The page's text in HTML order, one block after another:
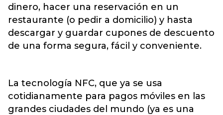
dinero, hacer una reservación en un
restaurante (o pedir a domicilio) y hasta
descargar y guardar cupones de descuento
de una forma segura, fácil y conveniente.
La tecnología NFC, que ya se usa
cotidianamente para pagos móviles en las
grandes ciudades del mundo (ya es una